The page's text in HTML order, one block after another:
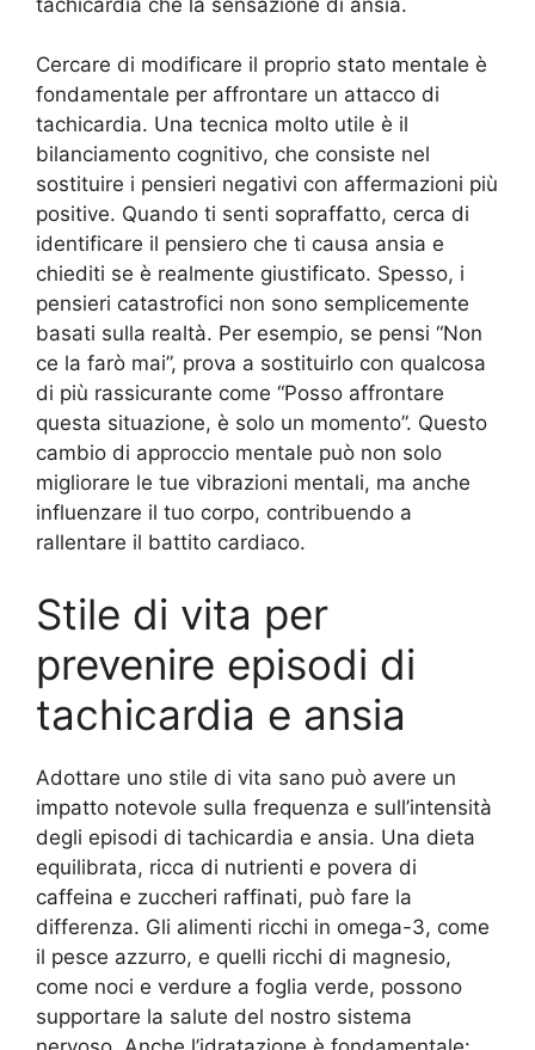
Cercare di modificare il proprio stato mentale è
fondamentale per affrontare un attacco di
tachicardia. Una tecnica molto utile è il
bilanciamento cognitivo, che consiste nel
sostituire i pensieri negativi con affermazioni più
positive. Quando ti senti sopraffatto, cerca di
identificare il pensiero che ti causa ansia e
chiediti se è realmente giustificato. Spesso, i
pensieri catastrofici non sono semplicemente
basati sulla realtà. Per esempio, se pensi “Non
ce la farò mai”, prova a sostituirlo con qualcosa
di più rassicurante come “Posso affrontare
questa situazione, è solo un momento”. Questo
cambio di approccio mentale può non solo
migliorare le tue vibrazioni mentali, ma anche
influenzare il tuo corpo, contribuendo a
rallentare il battito cardiaco.
Stile di vita per
prevenire episodi di
tachicardia e ansia
Adottare uno stile di vita sano può avere un
impatto notevole sulla frequenza e sull’intensità
degli episodi di tachicardia e ansia. Una dieta
equilibrata, ricca di nutrienti e povera di
caffeina e zuccheri raffinati, può fare la
differenza. Gli alimenti ricchi in omega-3, come
il pesce azzurro, e quelli ricchi di magnesio,
come noci e verdure a foglia verde, possono
supportare la salute del nostro sistema